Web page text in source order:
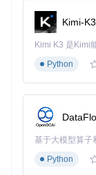
1fichier-dl不仅
价值提升。从
效率提升：时间
0%。以一个需
时，而使用工具
节省的时间用于
资源优化：网
工具的动态分
Kimi-K3
Python
基于大模型算子
Python